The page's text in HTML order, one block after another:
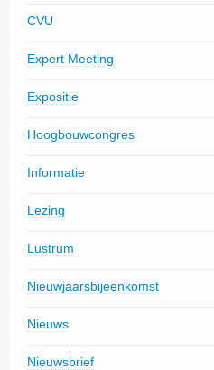
CVU
Expert Meeting
Expositie
Hoogbouwcongres
Informatie
Lezing
Lustrum
Nieuwjaarsbijeenkomst
Nieuws
Nieuwsbrief